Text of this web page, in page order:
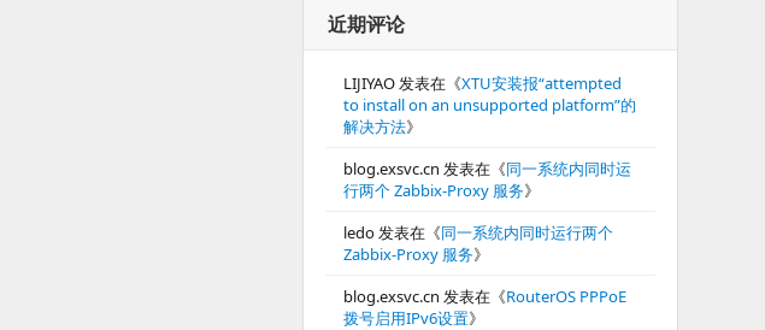
近期评论
LIJIYAO发表在《XTU安装报“attempted
to install on an unsupported platform”的
解决方法》
blog.exsvc.cn 发表在《同一系统内同时运
行两个 Zabbix-Proxy 服务》
ledo发表在《同一系统内同时运行两个
Zabbix-Proxy 服务》
blog.exsvc.cn 发表在《RouterOS PPPoE
拨号启用IPv6设置》